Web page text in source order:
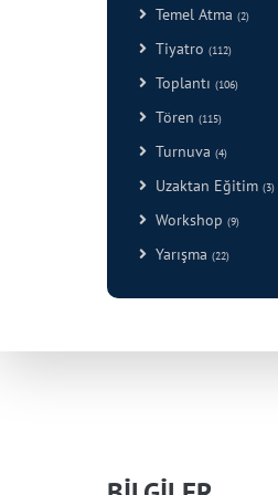
Temel Atma (2)
Tiyatro (112)
Toplantı (106)
Tören (115)
Turnuva (4)
Uzaktan Eğitim (3)
Workshop (9)
Yarışma (22)